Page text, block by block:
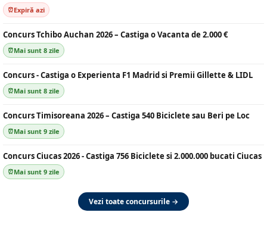
Expiră azi
Concurs Tchibo Auchan 2026 – Castiga o Vacanta de 2.000 €
Mai sunt 8 zile
Concurs - Castiga o Experienta F1 Madrid si Premii Gillette & LIDL
Mai sunt 8 zile
Concurs Timisoreana 2026 – Castiga 540 Biciclete sau Beri pe Loc
Mai sunt 9 zile
Concurs Ciucas 2026 - Castiga 756 Biciclete si 2.000.000 bucati Ciucas
Mai sunt 9 zile
Vezi toate concursurile →